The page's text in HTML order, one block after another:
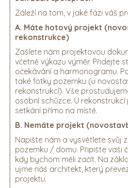
Záleží na tom, v jaké fázi váš
A. Máte hotový projekt
rekonstrukce)
Zašlete nám projektovou
včetně výkazu výměr. Přidejte
očekávání a harmonogramu.
také fotky pozemku (u
rekonstrukcí). Vše
osobní schůzce. U
setkání přímo na místě.
B. Nemáte projekt
Napište nám a vysvětlete svůj
pozemku / domu. Připište vaši
kdy bychom měli začít. Na
ujme náš architekt, který
projektu.